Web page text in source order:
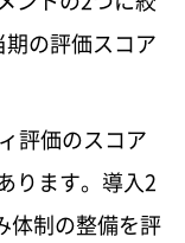
の評価スコア
評価のスコア
ります。導入2
体制の整備を評